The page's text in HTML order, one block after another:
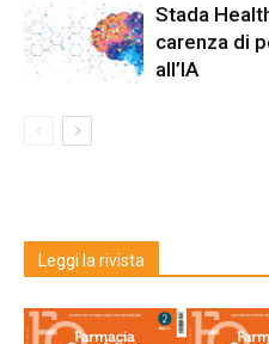
Stada
carenza di
all’IA
Leggi la rivista